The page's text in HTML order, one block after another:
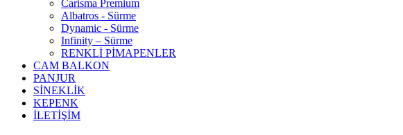
Carisma Premium
Albatros - Sürme
Dynamic - Sürme
Infinity – Sürme
RENKLİ PİMAPENLER
CAM BALKON
PANJUR
SİNEKLİK
KEPENK
İLETİŞİM